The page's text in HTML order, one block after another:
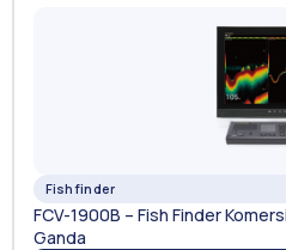
Fishfinder
FCV-1900B – Fish Finder
Ganda